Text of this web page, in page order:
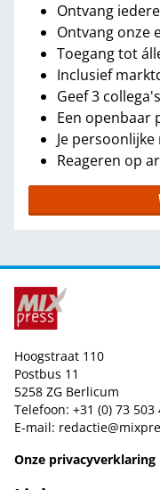
Ontvang
Ontvang onze
Toegang tot
Inclusief
Geef 3
Een openbaar
Je
Reageren op
Hoogstraat 110
Postbus 11
5258 ZG Berlicum
Telefoon: +31 (0) 73 503
E-mail:
Onze privacyverklaring